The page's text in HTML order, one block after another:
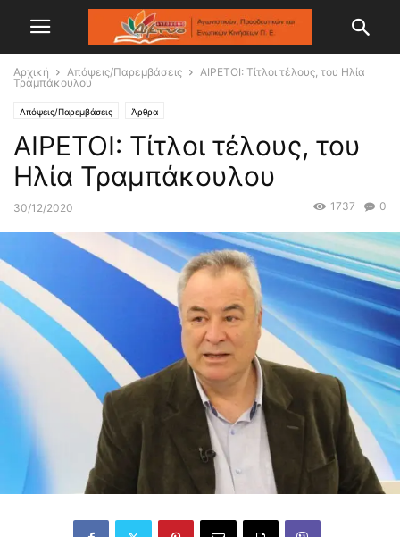
Αρχική Απόψεις/Παρεμβάσεις
ΑΙΡΕΤΟΙ: Τίτλοι τέλους, του Ηλία
Τραμπάκουλου
Απόψεις/Παρεμβάσεις Άρθρα
ΑΙΡΕΤΟΙ: Τίτλοι τέλους, του
Ηλία Τραμπάκουλου
30/12/2020 0
1737